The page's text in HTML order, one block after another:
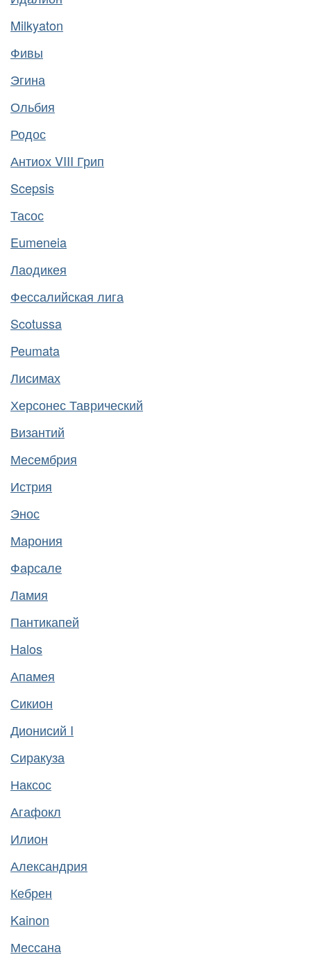
Milkyaton
Фивы
Эгина
Ольбия
Родос
Антиох VIII Грип
Scepsis
Тасос
Eumeneia
Лаодикея
Фессалийская лига
Scotussa
Peumata
Лисимах
Херсонес Таврический
Византий
Месембрия
Истрия
Энос
Марония
Фарсале
Ламия
Пантикапей
Halos
Апамея
Сикион
Дионисий I
Сиракуза
Наксос
Агафокл
Илион
Александрия
Кебрен
Kainon
Мессана